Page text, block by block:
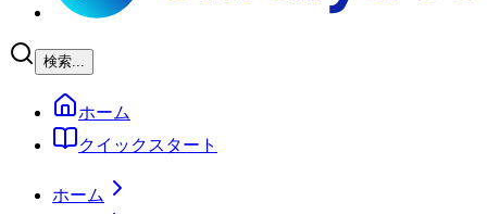
検索...
ホーム
クイックスタート
ホーム